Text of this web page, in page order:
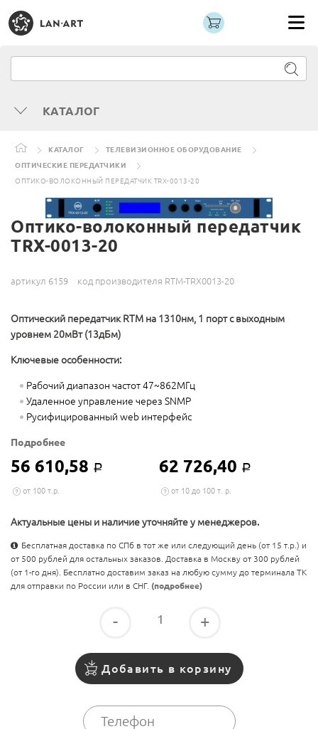
КАТАЛОГ
КАТАЛОГ
ТЕЛЕВИЗИОННОЕ ОБОРУДОВАНИЕ
ОПТИЧЕСКИЕ ПЕРЕДАТЧИКИ
ОПТИКО-ВОЛОКОННЫЙ ПЕРЕДАТЧИК TRX-0013-20
Оптико-волоконный передатчик
TRX-0013-20
артикул 6159 код производителя RTM-TRX0013-20
Оптический передатчик RTM на 1310нм, 1 порт с выходным
уровнем 20мВт (13дБм)
Ключевые особенности:
Рабочий диапазон частот 47~862МГц
Удаленное управление через SNMP
Русифицированный web интерфейс
Подробнее
56 610,58 Р 62 726,40 Р
от 100 т.р. от 10 до 100 т. р.
Актуальные цены и наличие уточняйте у менеджеров.
Бесплатная доставка по СПб в тот же или следующий день (от 15 т.р.) и
от 500 рублей для остальных заказов. Доставка в Москву от 300 рублей
(от 1-го дня). Бесплатно доставим заказ на любую сумму до терминала ТК
для отправки по России или в СНГ. (подробнее)
- +
Добавить в корзину